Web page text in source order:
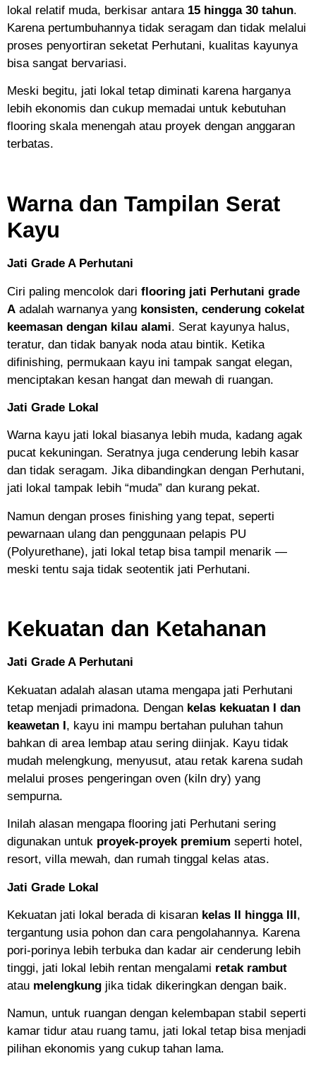
lokal relatif muda, berkisar antara 15 hingga 30 tahun.
Karena pertumbuhannya tidak seragam dan tidak melalui
proses penyortiran seketat Perhutani, kualitas kayunya
bisa sangat bervariasi.
Meski begitu, jati lokal tetap diminati karena harganya
lebih ekonomis dan cukup memadai untuk kebutuhan
flooring skala menengah atau proyek dengan anggaran
terbatas.
Warna dan Tampilan Serat
Kayu
Jati Grade A Perhutani
Ciri paling mencolok dari flooring jati Perhutani grade
A adalah warnanya yang konsisten, cenderung cokelat
keemasan dengan kilau alami. Serat kayunya halus,
teratur, dan tidak banyak noda atau bintik. Ketika
difinishing, permukaan kayu ini tampak sangat elegan,
menciptakan kesan hangat dan mewah di ruangan.
Jati Grade Lokal
Warna kayu jati lokal biasanya lebih muda, kadang agak
pucat kekuningan. Seratnya juga cenderung lebih kasar
dan tidak seragam. Jika dibandingkan dengan Perhutani,
jati lokal tampak lebih “muda” dan kurang pekat.
Namun dengan proses finishing yang tepat, seperti
pewarnaan ulang dan penggunaan pelapis PU
(Polyurethane), jati lokal tetap bisa tampil menarik —
meski tentu saja tidak seotentik jati Perhutani.
Kekuatan dan Ketahanan
Jati Grade A Perhutani
Kekuatan adalah alasan utama mengapa jati Perhutani
tetap menjadi primadona. Dengan kelas kekuatan I dan
keawetan I, kayu ini mampu bertahan puluhan tahun
bahkan di area lembap atau sering diinjak. Kayu tidak
mudah melengkung, menyusut, atau retak karena sudah
melalui proses pengeringan oven (kiln dry) yang
sempurna.
Inilah alasan mengapa flooring jati Perhutani sering
digunakan untuk proyek-proyek premium seperti hotel,
resort, villa mewah, dan rumah tinggal kelas atas.
Jati Grade Lokal
Kekuatan jati lokal berada di kisaran kelas II hingga III,
tergantung usia pohon dan cara pengolahannya. Karena
pori-porinya lebih terbuka dan kadar air cenderung lebih
tinggi, jati lokal lebih rentan mengalami retak rambut
atau melengkung jika tidak dikeringkan dengan baik.
Namun, untuk ruangan dengan kelembapan stabil seperti
kamar tidur atau ruang tamu, jati lokal tetap bisa menjadi
pilihan ekonomis yang cukup tahan lama.